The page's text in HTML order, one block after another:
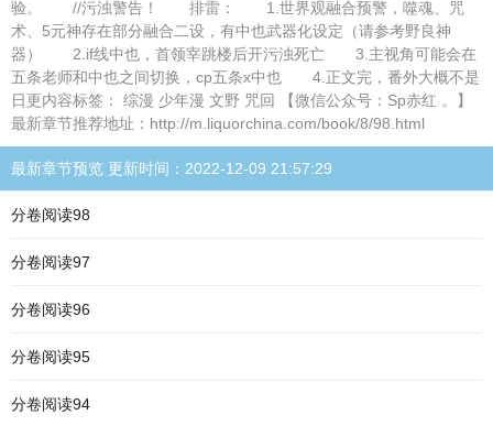
验。 //污浊警告！ 排雷： 1.世界观融合预警，噬魂、咒
术、5元神存在部分融合二设，有中也武器化设定（请参考野良神
器） 2.if线中也，首领宰跳楼后开污浊死亡 3.主视角可能会在
五条老师和中也之间切换，cp五条x中也 4.正文完，番外大概不是
日更内容标签： 综漫 少年漫 文野 咒回 【微信公众号：Sp赤红 。】
最新章节推荐地址：http://m.liquorchina.com/book/8/98.html
最新章节预览 更新时间：2022-12-09 21:57:29
分卷阅读98
分卷阅读97
分卷阅读96
分卷阅读95
分卷阅读94